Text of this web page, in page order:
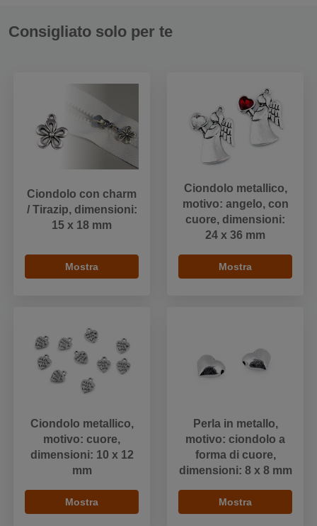
Consigliato solo per te
Ciondolo con charm
/ Tirazip, dimensioni:
15 x 18 mm
Mostra
Ciondolo metallico,
motivo: angelo, con
cuore, dimensioni:
24 x 36 mm
Mostra
Ciondolo metallico,
motivo: cuore,
dimensioni: 10 x 12
mm
Mostra
Perla in metallo,
motivo: ciondolo a
forma di cuore,
dimensioni: 8 x 8 mm
Mostra